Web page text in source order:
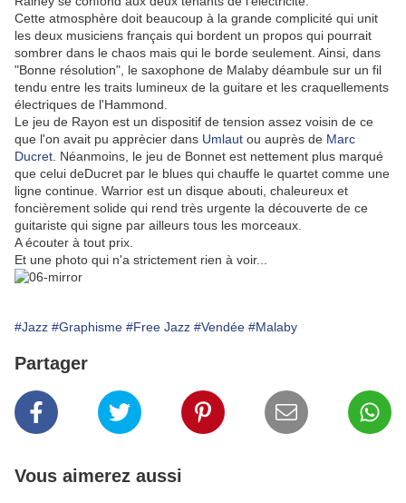
Cette atmosphère doit beaucoup à la grande complicité qui unit
les deux musiciens français qui bordent un propos qui pourrait
sombrer dans le chaos mais qui le borde seulement. Ainsi, dans
"Bonne résolution", le saxophone de Malaby déambule sur un fil
tendu entre les traits lumineux de la guitare et les craquellements
électriques de l'Hammond.
Le jeu de Rayon est un dispositif de tension assez voisin de ce
que l'on avait pu apprècier dans Umlaut ou auprès de Marc
Ducret . Néanmoins, le jeu de Bonnet est nettement plus marqué
que celui deDucret par le blues qui chauffe le quartet comme une
ligne continue. Warrior est un disque abouti, chaleureux et
foncièrement solide qui rend très urgente la découverte de ce
guitariste qui signe par ailleurs tous les morceaux.
A écouter à tout prix.
Et une photo qui n'a strictement rien à voir...
#Jazz #Graphisme #Free Jazz #Vendée #Malaby
Partager
Vous aimerez aussi